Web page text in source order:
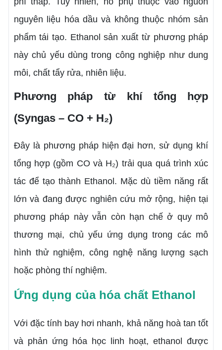
nguyên liệu hóa dầu và không thuộc nhóm sản
phẩm tái tạo. Ethanol sản xuất từ phương pháp
này chủ yếu dùng trong công nghiệp như dung
môi, chất tẩy rửa, nhiên liệu.
Phương pháp từ khí tổng hợp
(Syngas – CO + H₂)
Đây là phương pháp hiện đại hơn, sử dụng khí
tổng hợp (gồm CO và H₂) trải qua quá trình xúc
tác để tạo thành Ethanol. Mặc dù tiềm năng rất
lớn và đang được nghiên cứu mở rộng, hiện tại
phương pháp này vẫn còn hạn chế ở quy mô
thương mại, chủ yếu ứng dụng trong các mô
hình thử nghiệm, công nghệ năng lượng sạch
hoặc phòng thí nghiệm.
Ứng dụng của hóa chất Ethanol
Với đặc tính bay hơi nhanh, khả năng hoà tan tốt
và phản ứng hóa học linh hoạt, ethanol được